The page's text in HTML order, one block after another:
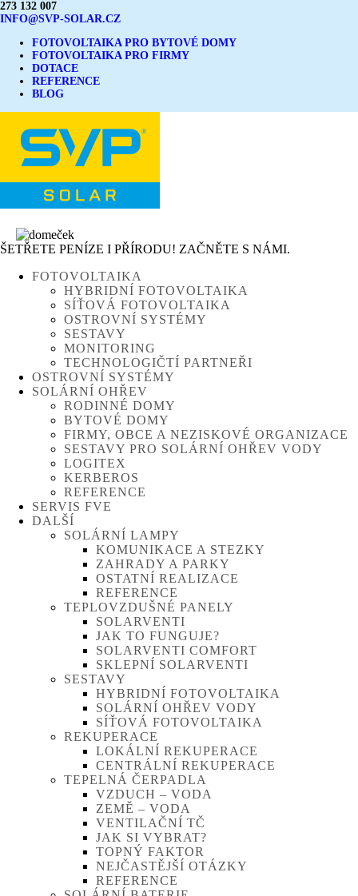
273 132 007
INFO@SVP-SOLAR.CZ
FOTOVOLTAIKA PRO BYTOVÉ DOMY
FOTOVOLTAIKA PRO FIRMY
DOTACE
REFERENCE
BLOG
ŠETŘETE PENÍZE I PŘÍRODU! ZAČNĚTE S NÁMI.
FOTOVOLTAIKA
HYBRIDNÍ FOTOVOLTAIKA
SÍŤOVÁ FOTOVOLTAIKA
OSTROVNÍ SYSTÉMY
SESTAVY
MONITORING
TECHNOLOGIČTÍ PARTNEŘI
OSTROVNÍ SYSTÉMY
SOLÁRNÍ OHŘEV
RODINNÉ DOMY
BYTOVÉ DOMY
FIRMY, OBCE A NEZISKOVÉ ORGANIZACE
SESTAVY PRO SOLÁRNÍ OHŘEV VODY
LOGITEX
KERBEROS
REFERENCE
SERVIS FVE
DALŠÍ
SOLÁRNÍ LAMPY
KOMUNIKACE A STEZKY
ZAHRADY A PARKY
OSTATNÍ REALIZACE
REFERENCE
TEPLOVZDUŠNÉ PANELY
SOLARVENTI
JAK TO FUNGUJE?
SOLARVENTI COMFORT
SKLEPNÍ SOLARVENTI
SESTAVY
HYBRIDNÍ FOTOVOLTAIKA
SOLÁRNÍ OHŘEV VODY
SÍŤOVÁ FOTOVOLTAIKA
REKUPERACE
LOKÁLNÍ REKUPERACE
CENTRÁLNÍ REKUPERACE
TEPELNÁ ČERPADLA
VZDUCH – VODA
ZEMĚ – VODA
VENTILAČNÍ TČ
JAK SI VYBRAT?
TOPNÝ FAKTOR
NEJČASTĚJŠÍ OTÁZKY
REFERENCE